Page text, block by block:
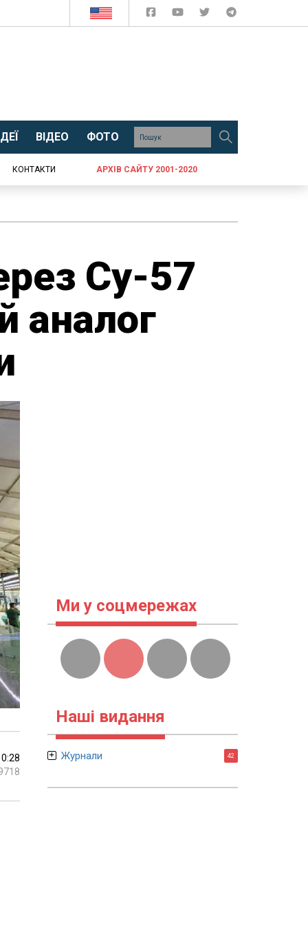
ВІДЕО ФОТО
КОНТАКТИ АРХІВ САЙТУ 2001-2020
Су-57
аналог
Ми у соцмережах
Наші видання
Журнали 42